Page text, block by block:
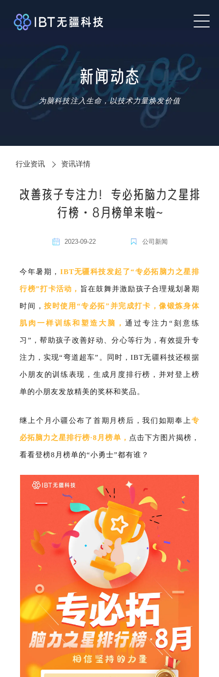
新闻动态
为脑科技注入生命，以技术力量焕发价值
行业资讯 资讯详情
改善孩子专注力！专必拓脑力之星排
行榜·8月榜单来啦~
2023-09-22 公司新闻
今年暑期， IBT无疆科技发起了“专必拓脑力之星排
行榜”打卡活动， 旨在鼓舞并激励孩子合理规划暑期
时间，按时使用“专必拓”并完成打卡，像锻炼身体
肌肉一样训练和塑造大脑， 通过专注力“刻意练
习”，帮助孩子改善好动、分心等行为，有效提升专
注力，实现“弯道超车”。同时，IBT无疆科技还根据
小朋友的训练表现，生成月度排行榜，并对登上榜
单的小朋友发放精美的奖杯和奖品。
继上个月小疆公布了首期月榜后，我们如期奉上 专
必拓脑力之星排行榜·8月榜单， 点击下方图片揭榜，
看看登榜8月榜单的“小勇士”都有谁？